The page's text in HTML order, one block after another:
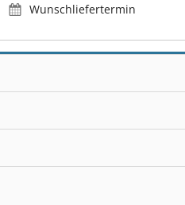
Wunschliefertermin